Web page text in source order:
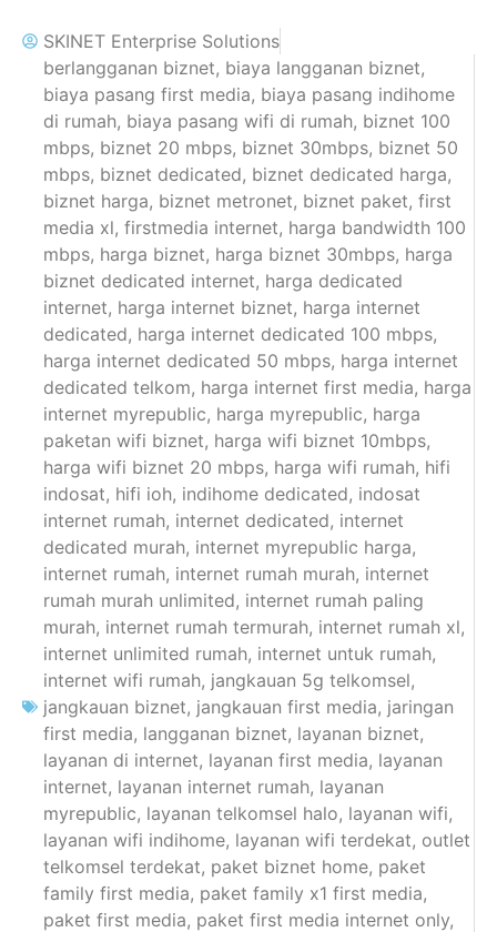
SKINET Enterprise Solutions
berlangganan biznet, biaya langganan biznet,
biaya pasang first media, biaya pasang indihome
di rumah, biaya pasang wifi di rumah, biznet 100
mbps, biznet 20 mbps, biznet 30mbps, biznet 50
mbps, biznet dedicated, biznet dedicated harga,
biznet harga, biznet metronet, biznet paket, first
media xl, firstmedia internet, harga bandwidth 100
mbps, harga biznet, harga biznet 30mbps, harga
biznet dedicated internet, harga dedicated
internet, harga internet biznet, harga internet
dedicated, harga internet dedicated 100 mbps,
harga internet dedicated 50 mbps, harga internet
dedicated telkom, harga internet first media, harga
internet myrepublic, harga myrepublic, harga
paketan wifi biznet, harga wifi biznet 10mbps,
harga wifi biznet 20 mbps, harga wifi rumah, hifi
indosat, hifi ioh, indihome dedicated, indosat
internet rumah, internet dedicated, internet
dedicated murah, internet myrepublic harga,
internet rumah, internet rumah murah, internet
rumah murah unlimited, internet rumah paling
murah, internet rumah termurah, internet rumah xl,
internet unlimited rumah, internet untuk rumah,
internet wifi rumah, jangkauan 5g telkomsel,
jangkauan biznet, jangkauan first media, jaringan
first media, langganan biznet, layanan biznet,
layanan di internet, layanan first media, layanan
internet, layanan internet rumah, layanan
myrepublic, layanan telkomsel halo, layanan wifi,
layanan wifi indihome, layanan wifi terdekat, outlet
telkomsel terdekat, paket biznet home, paket
family first media, paket family x1 first media,
paket first media, paket first media internet only,